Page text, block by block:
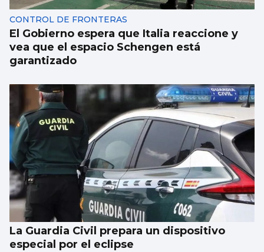
CONTROL DE FRONTERAS
El Gobierno espera que Italia reaccione y
vea que el espacio Schengen está
garantizado
La Guardia Civil prepara un dispositivo
especial por el eclipse